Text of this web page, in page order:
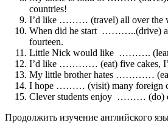
countries!
I’d like ……… (travel) all over the
When did he start ………..(drive) a
fourteen.
Little Nick would like ……….
I’d like ………… (eat) five cakes,
My little brother hates …………
I hope ……… (visit) many foreign
Clever students enjoy ……… (do)
Продолжить изучение английского